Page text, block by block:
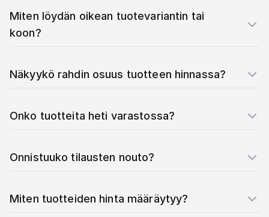
Miten löydän oikean tuotevariantin tai
koon?
Näkyykö rahdin osuus tuotteen hinnassa?
Onko tuotteita heti varastossa?
Onnistuuko tilausten nouto?
Miten tuotteiden hinta määräytyy?